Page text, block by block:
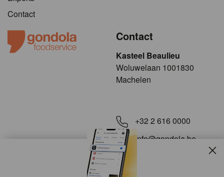
Contact
Contact
Kasteel Beaulieu
​​​Woluwelaan 1001830
Machelen
+32 2 616 0000
info@gondola.be
Volg ons op